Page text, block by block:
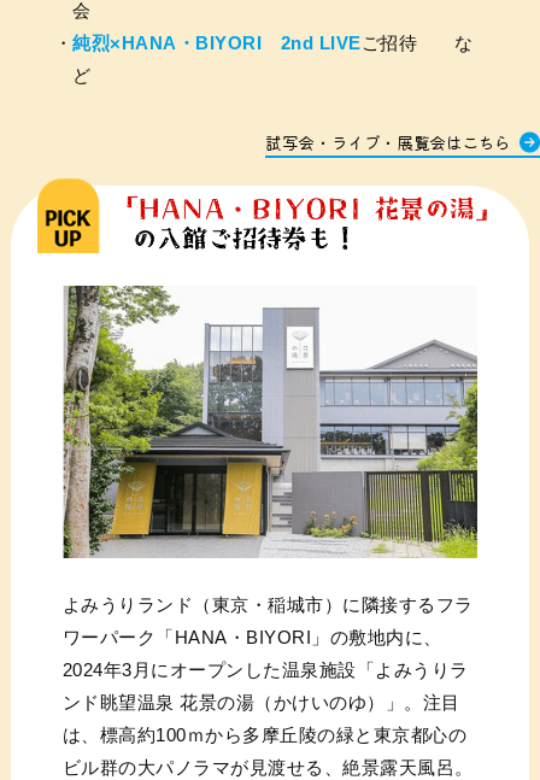
会
純烈×HANA・BIYORI 2nd LIVEご招待 な
ど
試写会・ライブ・展覧会はこちら
よみうりランド（東京・稲城市）に隣接するフラ
ワーパーク「HANA・BIYORI」の敷地内に、
2024年3月にオープンした温泉施設「よみうりラ
ンド眺望温泉 花景の湯（かけいのゆ）」。注目
は、標高約100ｍから多摩丘陵の緑と東京都心の
ビル群の大パノラマが見渡せる、絶景露天風呂。